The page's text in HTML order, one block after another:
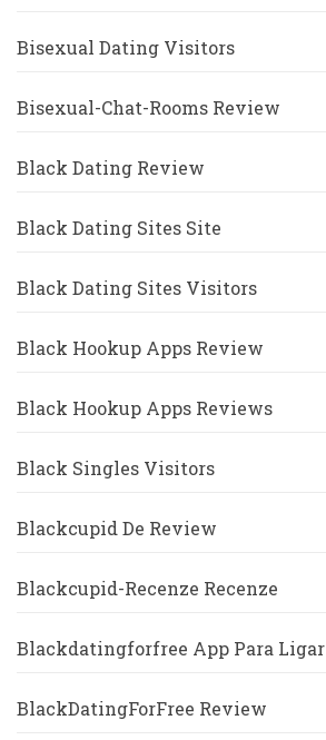
Bisexual Dating Visitors
Bisexual-Chat-Rooms Review
Black Dating Review
Black Dating Sites Site
Black Dating Sites Visitors
Black Hookup Apps Review
Black Hookup Apps Reviews
Black Singles Visitors
Blackcupid De Review
Blackcupid-Recenze Recenze
Blackdatingforfree App Para Ligar
BlackDatingForFree Review